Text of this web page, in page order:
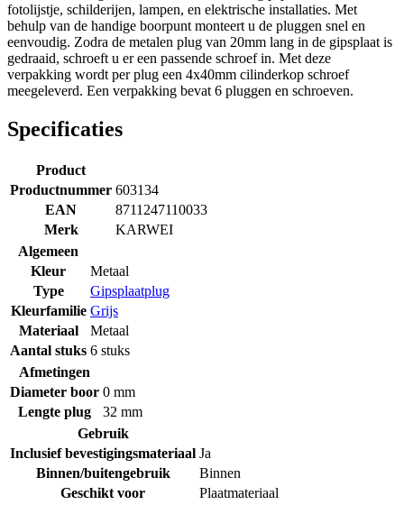
fotolijstje, schilderijen, lampen, en elektrische installaties. Met
behulp van de handige boorpunt monteert u de pluggen snel en
eenvoudig. Zodra de metalen plug van 20mm lang in de gipsplaat is
gedraaid, schroeft u er een passende schroef in. Met deze
verpakking wordt per plug een 4x40mm cilinderkop schroef
meegeleverd. Een verpakking bevat 6 pluggen en schroeven.
Specificaties
Product
Productnummer 603134
EAN
8711247110033
Merk
KARWEI
Algemeen
Kleur
Metaal
Type
Gipsplaatplug
Kleurfamilie Grijs
Materiaal
Metaal
Aantal stuks 6 stuks
Afmetingen
Diameter boor 0 mm
Lengte plug
32 mm
Gebruik
Inclusief bevestigingsmateriaal Ja
Binnen/buitengebruik
Binnen
Geschikt voor
Plaatmateriaal